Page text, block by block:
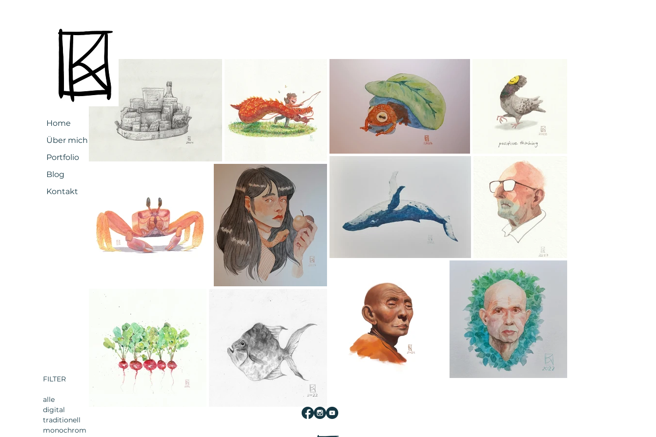
Home
Über mich
Portfolio
Blog
Kontakt
FILTER
alle
digital
traditionell
monochrom